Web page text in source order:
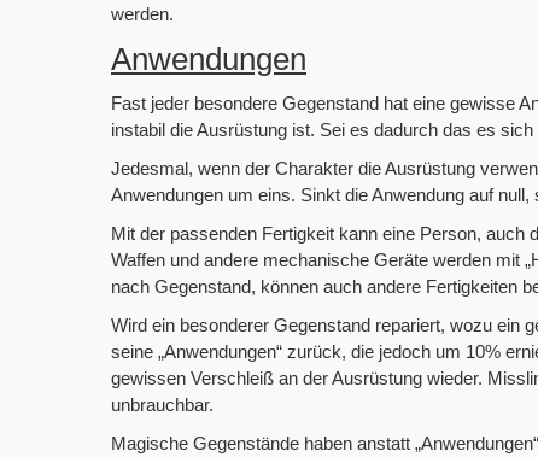
werden.
Anwendungen
Fast jeder besondere Gegenstand hat eine gewisse
instabil die Ausrüstung ist. Sei es dadurch das es
Jedesmal, wenn der Charakter die Ausrüstung
Anwendungen um eins. Sinkt die Anwendung auf
Mit der passenden Fertigkeit kann eine Person, auch
Waffen und andere mechanische Geräte werden mit
nach Gegenstand, können auch andere Fertigkeiten
Wird ein besonderer Gegenstand repariert, wozu ein
seine „Anwendungen“ zurück, die jedoch um 10%
gewissen Verschleiß an der Ausrüstung wieder.
unbrauchbar.
Magische Gegenstände haben anstatt